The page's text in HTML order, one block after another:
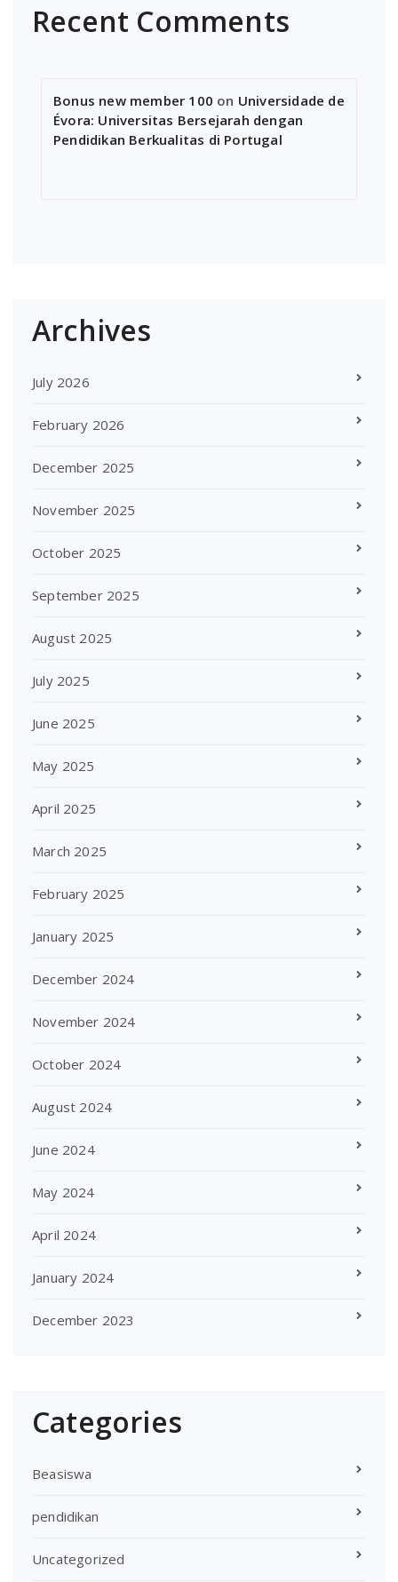
Recent Comments
Bonus new member 100 on Universidade de
Évora: Universitas Bersejarah dengan
Pendidikan Berkualitas di Portugal
Archives
July 2026
February 2026
December 2025
November 2025
October 2025
September 2025
August 2025
July 2025
June 2025
May 2025
April 2025
March 2025
February 2025
January 2025
December 2024
November 2024
October 2024
August 2024
June 2024
May 2024
April 2024
January 2024
December 2023
Categories
Beasiswa
pendidikan
Uncategorized